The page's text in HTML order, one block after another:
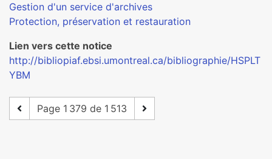
Gestion d'un service d'archives
Protection, préservation et restauration
Lien vers cette notice
http://bibliopiaf.ebsi.umontreal.ca/bibliographie/HSPLT
YBM
Page 1 379 de 1 513